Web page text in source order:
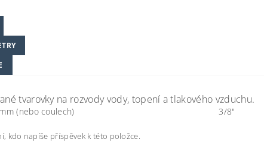
tvarovky na rozvody vody, topení a tlakového vzduchu.
(nebo coulech) 3/8"
kdo napíše příspěvek k této položce.